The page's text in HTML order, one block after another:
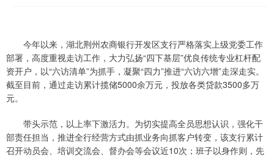
今年以来，湖北荆州农商银行开发区支行严格落实上级党委工作
部署，高度重视走访工作，大力弘扬“四下基层”优良传统专业杠杆配
资开户，以“六访清单”为抓手，凝聚“四力”推进“六访六增”走深走实。
截至目前，通过走访累计揽储5000余万元，投放各类贷款3500多万
元。
带头示范，以上率下激活力。为切实提高全员思想认识，强化干
部责任担当，推进全行经营方式由抓业务向抓客户转变，该支行累计
召开动员会、培训交流会、督办会等会议近10次；班子以身作则，先